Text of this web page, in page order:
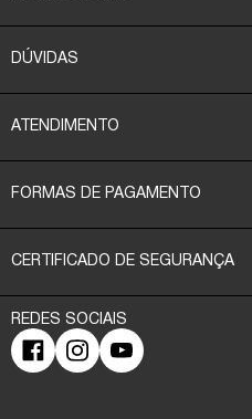
DÚVIDAS
ATENDIMENTO
FORMAS DE PAGAMENTO
CERTIFICADO DE SEGURANÇA